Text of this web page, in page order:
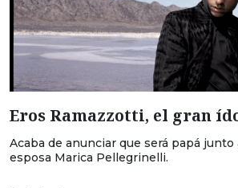
Eros Ramazzotti, el gran
Acaba de anunciar que será papá junto
esposa Marica Pellegrinelli.